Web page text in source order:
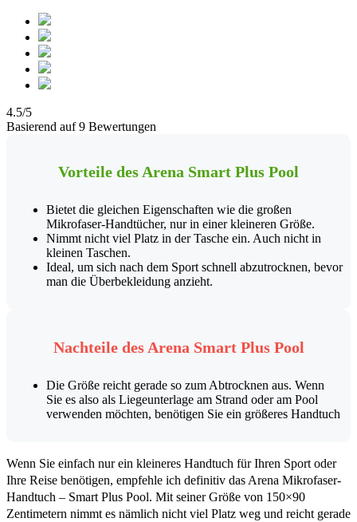
4.5/5
Basierend auf 9 Bewertungen
Vorteile des Arena Smart Plus Pool
Bietet die gleichen Eigenschaften wie die großen
Mikrofaser-Handtücher, nur in einer kleineren Größe.
Nimmt nicht viel Platz in der Tasche ein. Auch nicht in
kleinen Taschen.
Ideal, um sich nach dem Sport schnell abzutrocknen, bevor
man die Überbekleidung anzieht.
Nachteile des Arena Smart Plus Pool
Die Größe reicht gerade so zum Abtrocknen aus. Wenn
Sie es also als Liegeunterlage am Strand oder am Pool
verwenden möchten, benötigen Sie ein größeres Handtuch
Wenn Sie einfach nur ein kleineres Handtuch für Ihren Sport oder
Ihre Reise benötigen, empfehle ich definitiv das Arena Mikrofaser-
Handtuch – Smart Plus Pool. Mit seiner Größe von 150×90
Zentimetern nimmt es nämlich nicht viel Platz weg und reicht gerade